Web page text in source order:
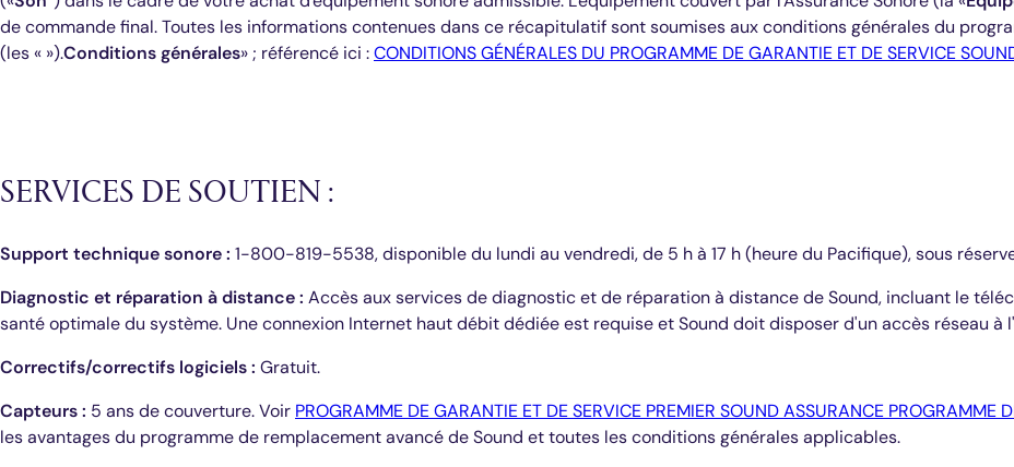
de commande final. Toutes les informations contenues dans ce récapitulatif sont soumises aux conditions générales du
(les « »).Conditions générales» ; référencé ici :CONDITIONS GÉNÉRALES DU PROGRAMME DE GARANTIE ET DE SERVICE
SERVICES DE SOUTIEN :
Support technique sonore : 1-800-819-5538, disponible du lundi au vendredi, de 5 h à 17 h (heure du Pacifique), sous
Diagnostic et réparation à distance : Accès aux services de diagnostic et de réparation à distance de Sound, incluant le
santé optimale du système. Une connexion Internet haut débit dédiée est requise et Sound doit disposer d'un accès réseau
Correctifs/correctifs logiciels : Gratuit.
Capteurs : 5 ans de couverture. Voir PROGRAMME DE GARANTIE ET DE SERVICE PREMIER SOUND ASSURANCE PROGRAMME
les avantages du programme de remplacement avancé de Sound et toutes les conditions générales applicables.